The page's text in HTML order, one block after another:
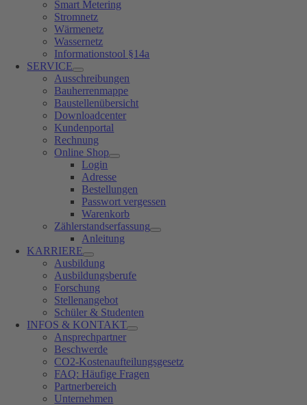
Smart Metering
Stromnetz
Wärmenetz
Wassernetz
Informationstool §14a
SERVICE
Ausschreibungen
Bauherrenmappe
Baustellenübersicht
Downloadcenter
Kundenportal
Rechnung
Online Shop
Login
Adresse
Bestellungen
Passwort vergessen
Warenkorb
Zählerstandserfassung
Anleitung
KARRIERE
Ausbildung
Ausbildungsberufe
Forschung
Stellenangebot
Schüler & Studenten
INFOS & KONTAKT
Ansprechpartner
Beschwerde
CO2-Kostenaufteilungsgesetz
FAQ: Häufige Fragen
Partnerbereich
Unternehmen